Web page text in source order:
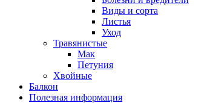
Виды и сорта
Листья
Уход
Травянистые
Мак
Петуния
Хвойные
Балкон
Полезная информация